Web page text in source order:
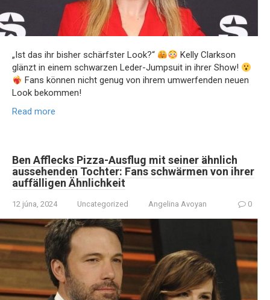
„Ist das ihr bisher schärfster Look?“
Kelly Clarkson
glänzt in einem schwarzen Leder-Jumpsuit in ihrer Show!
Fans können nicht genug von ihrem umwerfenden neuen
Look bekommen!
Read more
Ben Afflecks Pizza-Ausflug mit seiner ähnlich
aussehenden Tochter: Fans schwärmen von ihrer
auffälligen Ähnlichkeit
12 júna, 2024 Uncategorized Angelina Avoyan 0